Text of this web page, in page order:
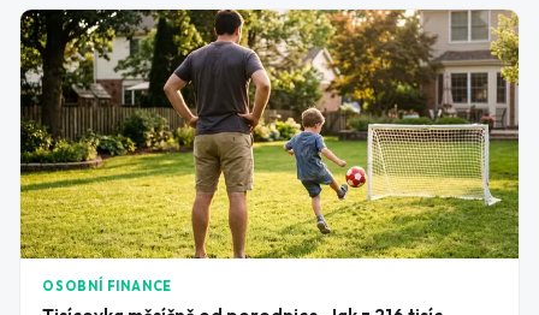
OSOBNÍ FINANCE